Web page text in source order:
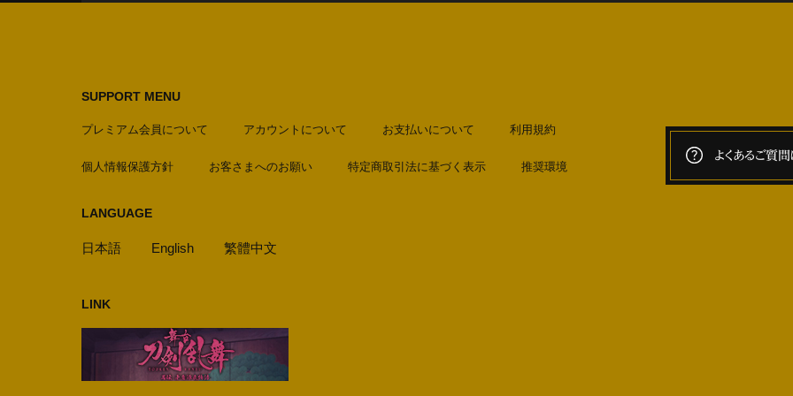
SUPPORT MENU
プレミアム会員について アカウントについて お支払いについて 利用規約
個人情報保護方針 お客さまへのお願い 特定商取引法に基づく表示 推奨環境
LANGUAGE
日本語 English 繁體中文
LINK
よくあるご質問